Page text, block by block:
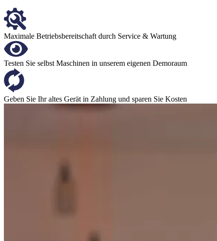
Maximale Betriebsbereitschaft durch Service & Wartung
Testen Sie selbst Maschinen in unserem eigenen Demoraum
Geben Sie Ihr altes Gerät in Zahlung und sparen Sie Kosten